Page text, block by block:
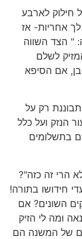
חילוק לארבע
אחריות- אז
" הצד השווה
לשלם
אם הסיפא
רק על
הנזק ועל כלל
בתשלומים
הרי זה כזה"?
חידושו בתורה!
השונים? אם
ומה לי הזיק
של המשנה הם